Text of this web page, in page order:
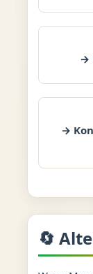
→
→
🔄